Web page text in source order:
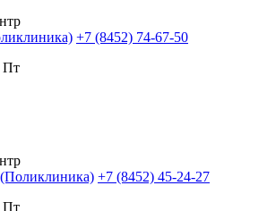
+7 (8452) 74-67-50
Пт
+7 (8452) 45-24-27
Пт